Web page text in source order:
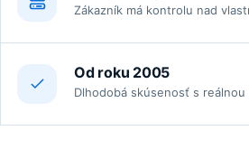
Zákazník má kontrolu nad
Od roku 2005
Dlhodobá skúsenosť s reálnou